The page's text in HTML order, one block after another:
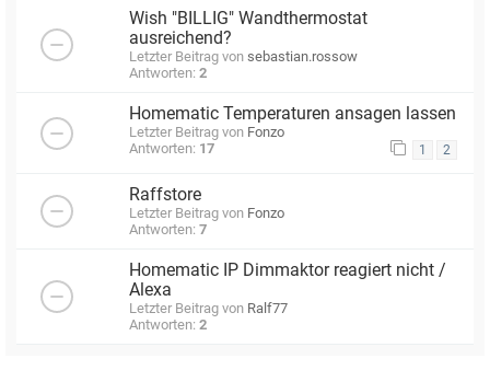
Wish "BILLIG" Wandthermostat
ausreichend?
Letzter Beitrag von sebastian.rossow
Antworten: 2
Homematic Temperaturen ansagen lassen
Letzter Beitrag von Fonzo
Antworten: 17 1 2
Raffstore
Letzter Beitrag von Fonzo
Antworten: 7
Homematic IP Dimmaktor reagiert nicht /
Alexa
Letzter Beitrag von Ralf77
Antworten: 2